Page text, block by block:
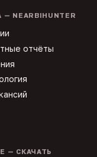
NEARBIHUNTER
отчёты
— СКАЧАТЬ